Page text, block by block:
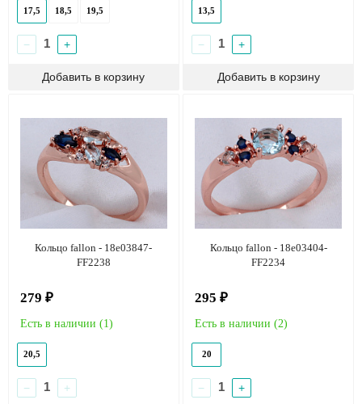
17,5 18,5 19,5
− +
13,5
− +
Кольцо fallon - 18e03847-
FF2238
279 ₽
Есть в наличии (1)
20,5
− +
Кольцо fallon - 18e03404-
FF2234
295 ₽
Есть в наличии (2)
20
− +